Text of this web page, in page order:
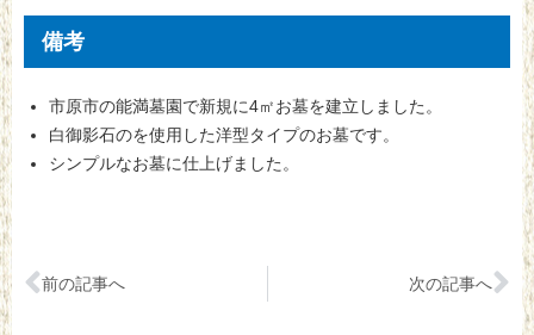
備考
市原市の能満墓園で新規に4㎡お墓を建立しました。
白御影石のを使用した洋型タイプのお墓です。
シンプルなお墓に仕上げました。
前の記事へ 次の記事へ